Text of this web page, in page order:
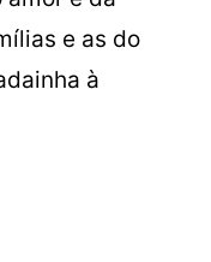
e as do
à